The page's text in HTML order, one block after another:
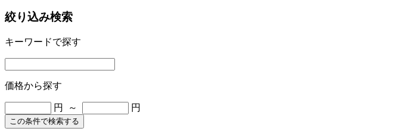
絞り込み検索
キーワードで探す
価格から探す
円 ～ 円
この条件で検索する